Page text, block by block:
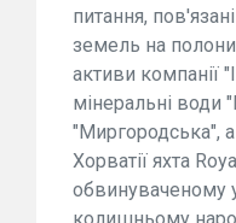
питання,
земель на
активи компанії
мінеральні води
"Миргородська",
Хорватії яхта
обвинуваченому
колишньому